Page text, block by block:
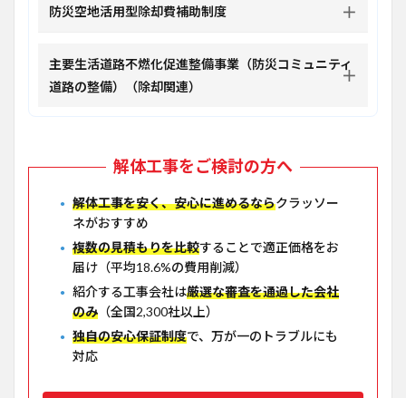
防災空地活用型除却費補助制度
主要生活道路不燃化促進整備事業（防災コミュニティ
道路の整備）（除却関連）
解体工事をご検討の方へ
解体工事を安く、安心に進めるならクラッソー
ネがおすすめ
複数の見積もりを比較することで適正価格をお
届け（平均18.6%の費用削減）
紹介する工事会社は厳選な審査を通過した会社
のみ （全国2,300社以上）
独自の安心保証制度で、万が一のトラブルにも
対応